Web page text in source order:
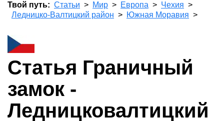
Твой путь: Статьи Мир Европа
Чехия
Ледницко-Валтицкий район
Южная Моравия
Статья Граничный
замок -
Ледницковалтицкий